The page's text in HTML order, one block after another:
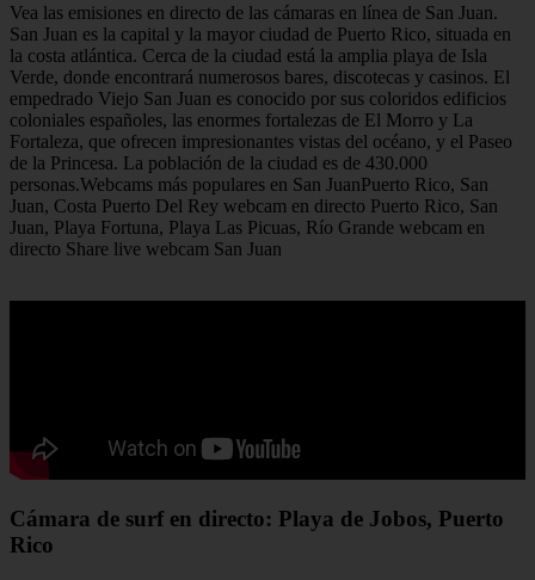
Vea las emisiones en directo de las cámaras en línea de San Juan.
San Juan es la capital y la mayor ciudad de Puerto Rico, situada en
la costa atlántica. Cerca de la ciudad está la amplia playa de Isla
Verde, donde encontrará numerosos bares, discotecas y casinos. El
empedrado Viejo San Juan es conocido por sus coloridos edificios
coloniales españoles, las enormes fortalezas de El Morro y La
Fortaleza, que ofrecen impresionantes vistas del océano, y el Paseo
de la Princesa. La población de la ciudad es de 430.000
personas.Webcams más populares en San JuanPuerto Rico, San
Juan, Costa Puerto Del Rey webcam en directo Puerto Rico, San
Juan, Playa Fortuna, Playa Las Picuas, Río Grande webcam en
directo Share live webcam San Juan
Cámara de surf en directo: Playa de Jobos, Puerto
Rico